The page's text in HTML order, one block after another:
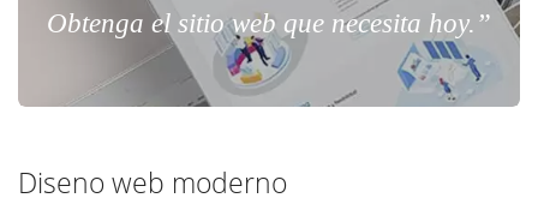
Obtenga el sitio web que necesita hoy.”
Diseno web moderno